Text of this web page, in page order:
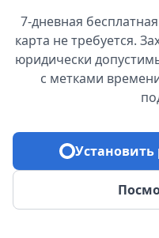
7-дневная
карта не требуется.
юридически
с метками